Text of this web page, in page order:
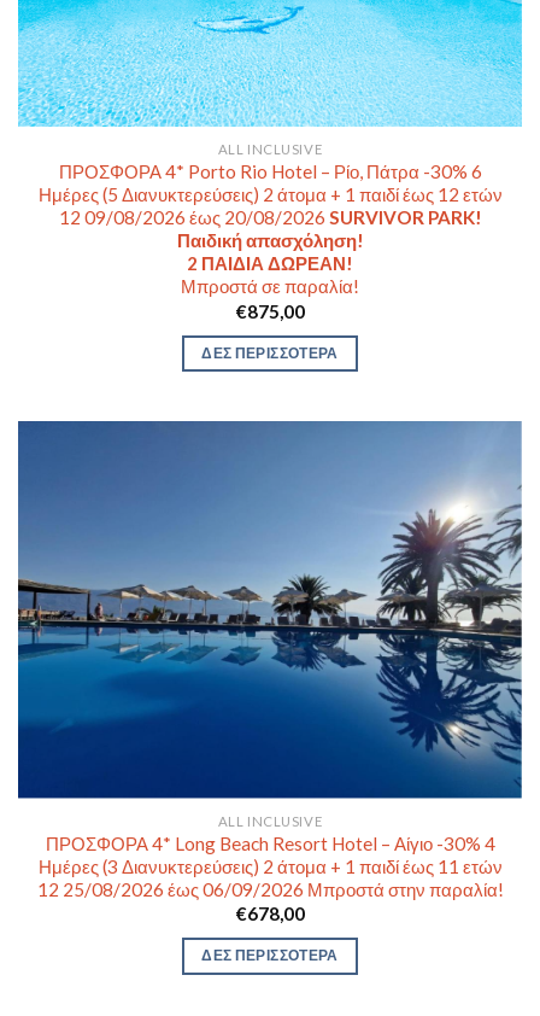
ALL INCLUSIVE
ΠΡΟΣΦΟΡΑ 4* Porto Rio Hotel – Ρίο, Πάτρα -30% 6
Ημέρες (5 Διανυκτερεύσεις) 2 άτομα + 1 παιδί έως 12 ετών
12 09/08/2026 έως 20/08/2026 SURVIVOR PARK!
Παιδική απασχόληση!
2 ΠΑΙΔΙΑ ΔΩΡΕΑΝ!
Μπροστά σε παραλία!
€875,00
ΔΕΣ ΠΕΡΙΣΣΟΤΕΡΑ
ALL INCLUSIVE
ΠΡΟΣΦΟΡΑ 4* Long Beach Resort Hotel – Αίγιο -30% 4
Ημέρες (3 Διανυκτερεύσεις) 2 άτομα + 1 παιδί έως 11 ετών
12 25/08/2026 έως 06/09/2026 Μπροστά στην παραλία!
€678,00
ΔΕΣ ΠΕΡΙΣΣΟΤΕΡΑ